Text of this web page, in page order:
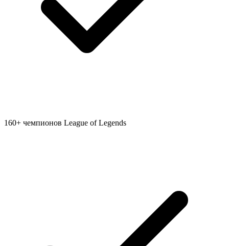
160+ чемпионов League of Legends